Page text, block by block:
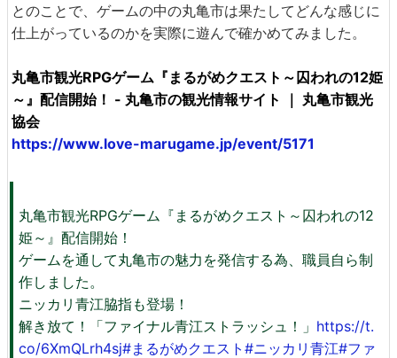
とのことで、ゲームの中の丸亀市は果たしてどんな感じに
仕上がっているのかを実際に遊んで確かめてみました。
丸亀市観光RPGゲーム『まるがめクエスト～囚われの12姫
～』配信開始！ - 丸亀市の観光情報サイト ｜ 丸亀市観光
協会
https://www.love-marugame.jp/event/5171
丸亀市観光RPGゲーム『まるがめクエスト～囚われの12
姫～』配信開始！
ゲームを通して丸亀市の魅力を発信する為、職員自ら制
作しました。
ニッカリ青江脇指も登場！
解き放て！「ファイナル青江ストラッシュ！」 https://t.
co/6XmQLrh4sj#まるがめクエスト #ニッカリ青江#ファ